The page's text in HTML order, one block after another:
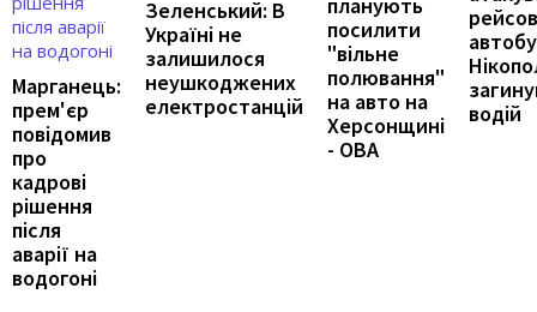
Марганець:
прем'єр
повідомив
про
кадрові
рішення
після
аварії на
водогоні
Зеленський: В
Україні не
залишилося
неушкоджених
електростанцій
посилити
"вільне
полювання"
на авто на
Херсонщині
- ОВА
водій